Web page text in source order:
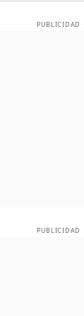
PUBLICIDAD
PUBLICIDAD